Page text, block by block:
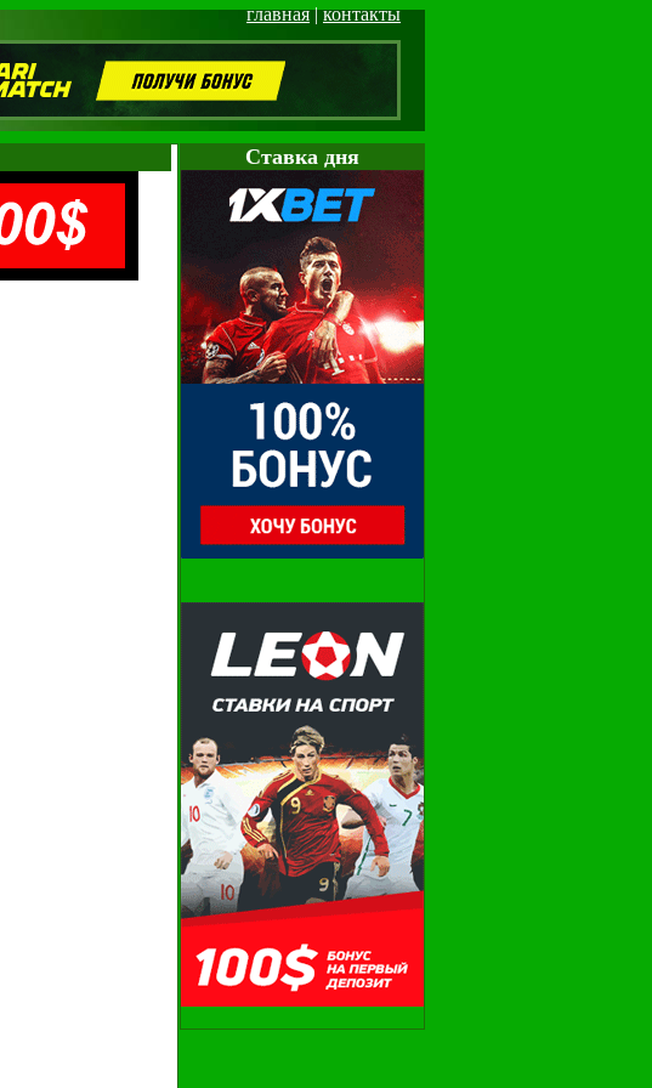
главная|контакты
Cтавка дня